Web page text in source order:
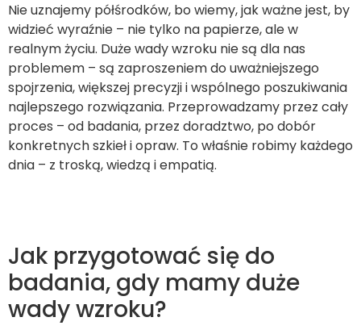
Nie uznajemy półśrodków, bo wiemy, jak ważne jest, by
widzieć wyraźnie – nie tylko na papierze, ale w
realnym życiu. Duże wady wzroku nie są dla nas
problemem – są zaproszeniem do uważniejszego
spojrzenia, większej precyzji i wspólnego poszukiwania
najlepszego rozwiązania. Przeprowadzamy przez cały
proces – od badania, przez doradztwo, po dobór
konkretnych szkieł i opraw. To właśnie robimy każdego
dnia – z troską, wiedzą i empatią.
Jak przygotować się do
badania, gdy mamy duże
wady wzroku?